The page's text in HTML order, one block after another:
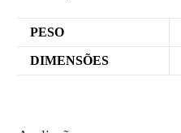
PESO
DIMENSÕES